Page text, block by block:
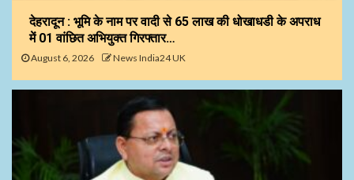
देहरादून : भूमि के नाम पर वादी से 65 लाख की धोखाधडी के अपराध
में 01 वांछित अभियुक्त गिरफ्तार…
August 6, 2026 News India24 UK